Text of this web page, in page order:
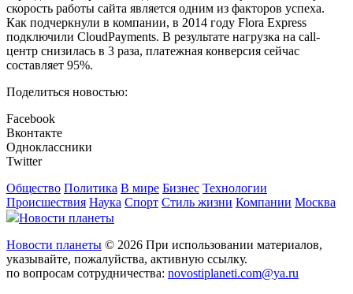
скорость работы сайта является одним из факторов успеха.
Как подчеркнули в компании, в 2014 году Flora Express
подключили CloudPayments. В результате нагрузка на call-
центр снизилась в 3 раза, платежная конверсия сейчас
составляет 95%.
Поделиться новостью:
Facebook
Вконтакте
Одноклассники
Twitter
Общество Политика В мире Бизнес Технологии
Происшествия Наука Спорт Стиль жизни Компании Москва
Новости планеты
Новости планеты © 2026 При использовании материалов,
указывайте, пожалуйства, активную ссылку.
по вопросам сотрудничества: novostiplaneti.com@ya.ru